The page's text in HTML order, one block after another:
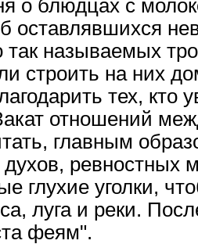
о блюдцах с
оставлявшихся
называемых
строить на них
тех,
отношений
главным
духов, ревностных
глухие уголки,
луга и реки.
феям".